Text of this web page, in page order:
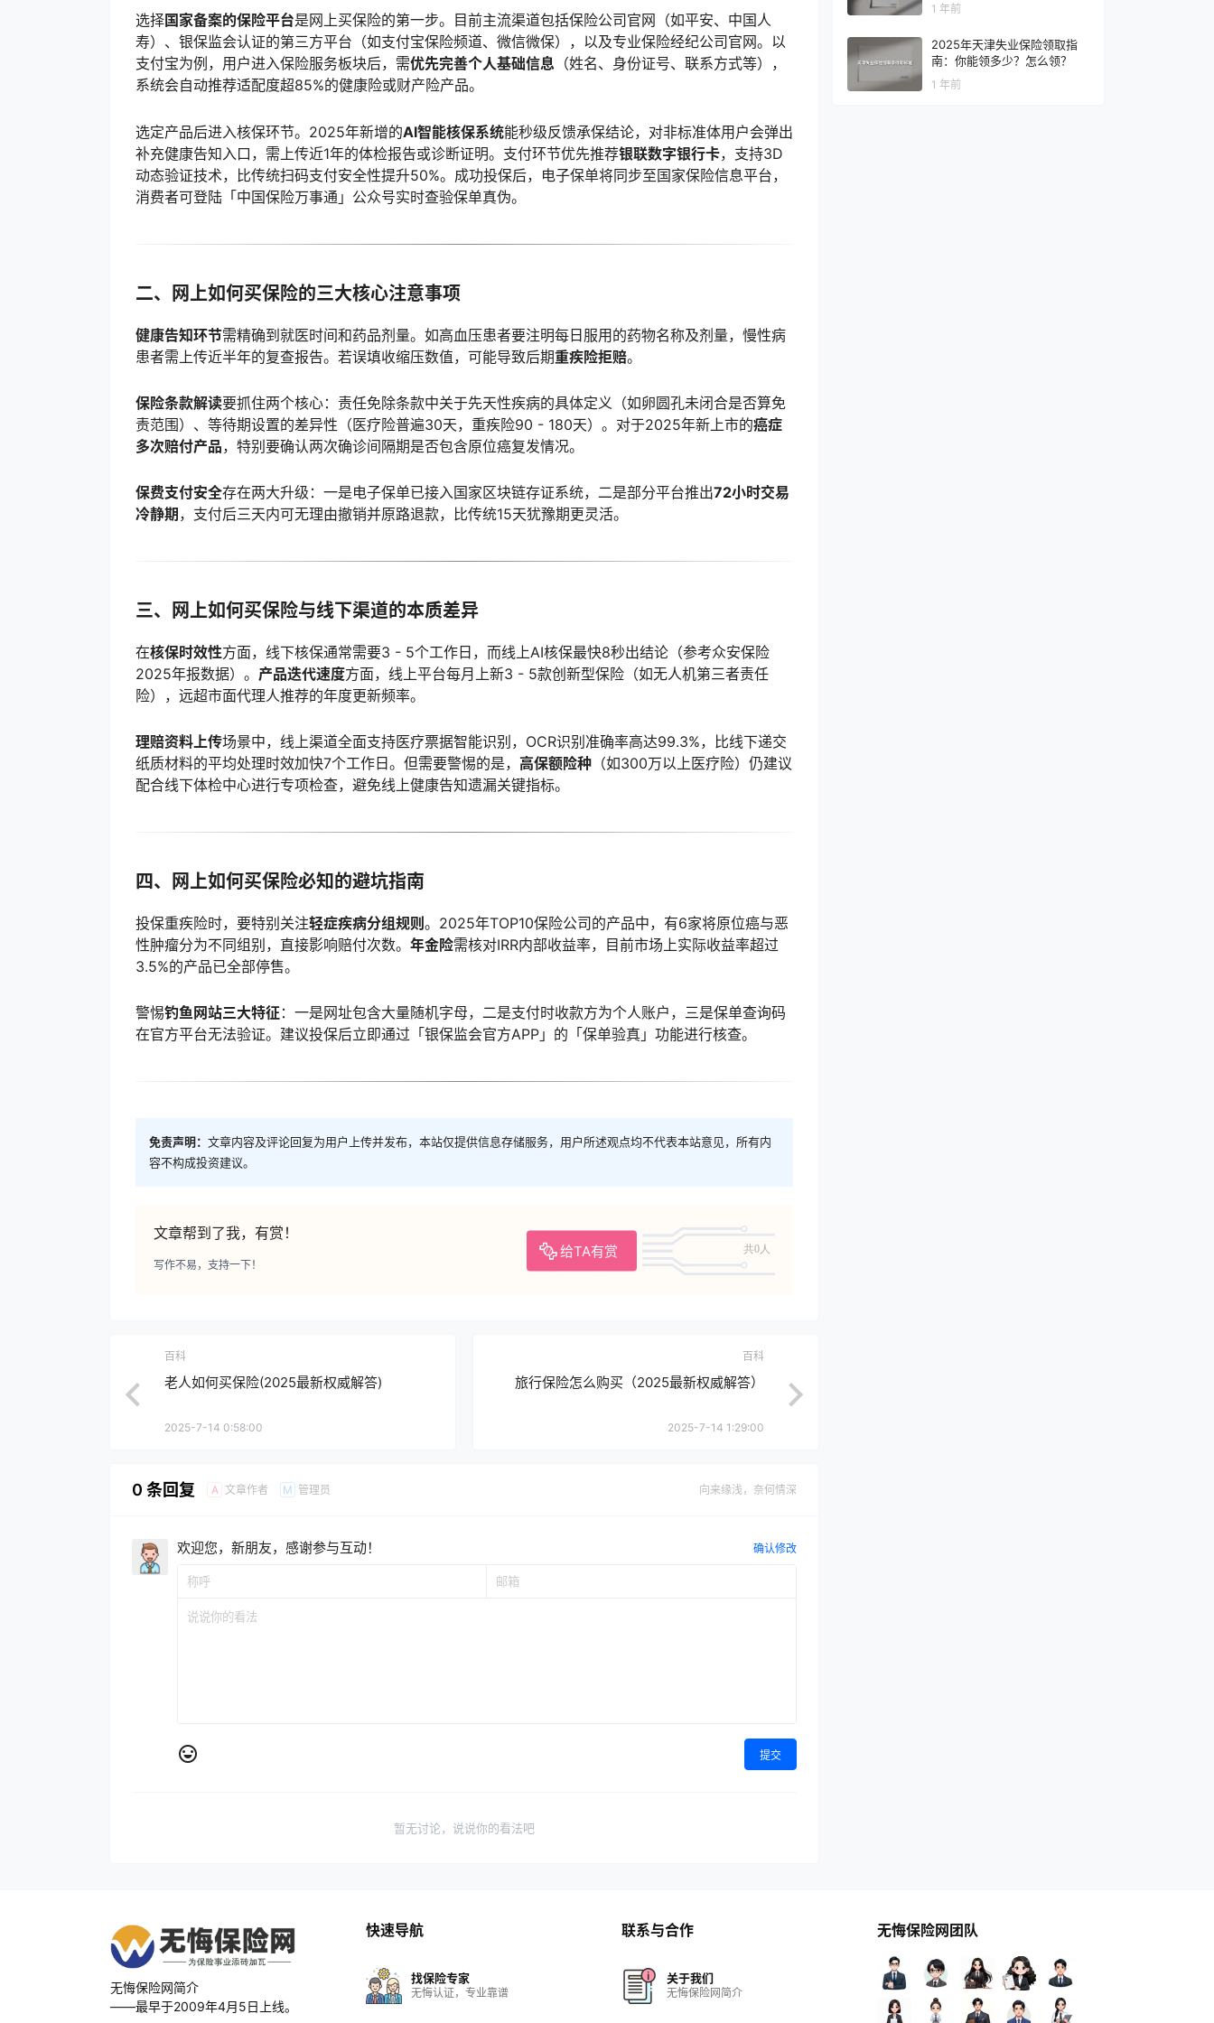
选择国家备案的保险平台是网上买保险的第一步。目前主流渠道包括保险公司官网（如平安、中国人
寿）、银保监会认证的第三方平台（如支付宝保险频道、微信微保），以及专业保险经纪公司官网。以
支付宝为例，用户进入保险服务板块后，需优先完善个人基础信息 （姓名、身份证号、联系方式等），
系统会自动推荐适配度超85%的健康险或财产险产品。
选定产品后进入核保环节。2025年新增的AI智能核保系统能秒级反馈承保结论，对非标准体用户会弹出
补充健康告知入口，需上传近1年的体检报告或诊断证明。支付环节优先推荐银联数字银行卡，支持3D
动态验证技术，比传统扫码支付安全性提升50%。成功投保后，电子保单将同步至国家保险信息平台，
消费者可登陆「中国保险万事通」公众号实时查验保单真伪。
二、网上如何买保险的三大核心注意事项
健康告知环节需精确到就医时间和药品剂量。如高血压患者要注明每日服用的药物名称及剂量，慢性病
患者需上传近半年的复查报告。若误填收缩压数值，可能导致后期重疾险拒赔。
保险条款解读要抓住两个核心：责任免除条款中关于先天性疾病的具体定义（如卵圆孔未闭合是否算免
责范围）、等待期设置的差异性（医疗险普遍30天，重疾险90 - 180天）。对于2025年新上市的癌症
多次赔付产品，特别要确认两次确诊间隔期是否包含原位癌复发情况。
保费支付安全存在两大升级：一是电子保单已接入国家区块链存证系统，二是部分平台推出72小时交易
冷静期，支付后三天内可无理由撤销并原路退款，比传统15天犹豫期更灵活。
三、网上如何买保险与线下渠道的本质差异
在核保时效性方面，线下核保通常需要3 - 5个工作日，而线上AI核保最快8秒出结论（参考众安保险
2025年报数据）。 产品迭代速度方面，线上平台每月上新3 - 5款创新型保险（如无人机第三者责任
险），远超市面代理人推荐的年度更新频率。
理赔资料上传场景中，线上渠道全面支持医疗票据智能识别，OCR识别准确率高达99.3%，比线下递交
纸质材料的平均处理时效加快7个工作日。但需要警惕的是， 高保额险种 （如300万以上医疗险）仍建议
配合线下体检中心进行专项检查，避免线上健康告知遗漏关键指标。
四、网上如何买保险必知的避坑指南
投保重疾险时，要特别关注轻症疾病分组规则 。2025年TOP10保险公司的产品中，有6家将原位癌与恶
性肿瘤分为不同组别，直接影响赔付次数。 年金险需核对IRR内部收益率，目前市场上实际收益率超过
3.5%的产品已全部停售。
警惕钓鱼网站三大特征 ：一是网址包含大量随机字母，二是支付时收款方为个人账户，三是保单查询码
在官方平台无法验证。建议投保后立即通过「银保监会官方APP」的「保单验真」功能进行核查。
免责声明： 文章内容及评论回复为用户上传并发布，本站仅提供信息存储服务，用户所述观点均不代表本站意见，所有内
容不构成投资建议。
文章帮到了我，有赏！
给TA有赏 共0人
写作不易，支持一下！
百科
老人如何买保险(2025最新权威解答)
2025-7-14 0:58:00
百科
旅行保险怎么购买（2025最新权威解答）
2025-7-14 1:29:00
0 条回复 A 文章作者 M 管理员 向来缘浅，奈何情深
欢迎您，新朋友，感谢参与互动！ 确认修改
提交
暂无讨论，说说你的看法吧
1 年前
2025年天津失业保险领取指
南：你能领多少？怎么领？
1 年前
无悔保险网简介
——最早于2009年4月5日上线。
快速导航
找保险专家
无悔认证，专业靠谱
联系与合作
关于我们
无悔保险网简介
无悔保险网团队